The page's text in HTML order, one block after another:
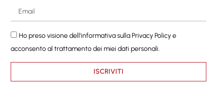
Ho preso visione dell'informativa sullaPrivacy Policye
acconsento al trattamento dei miei dati personali.
ISCRIVITI